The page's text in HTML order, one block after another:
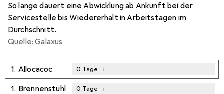
So lange dauert eine Abwicklung ab Ankunft bei der
Servicestelle bis Wiedererhalt in Arbeitstagen im
Durchschnitt.
Quelle: Galaxus
1. Allocacoc 0 Tage i
1. Brennenstuhl 0 Tage i